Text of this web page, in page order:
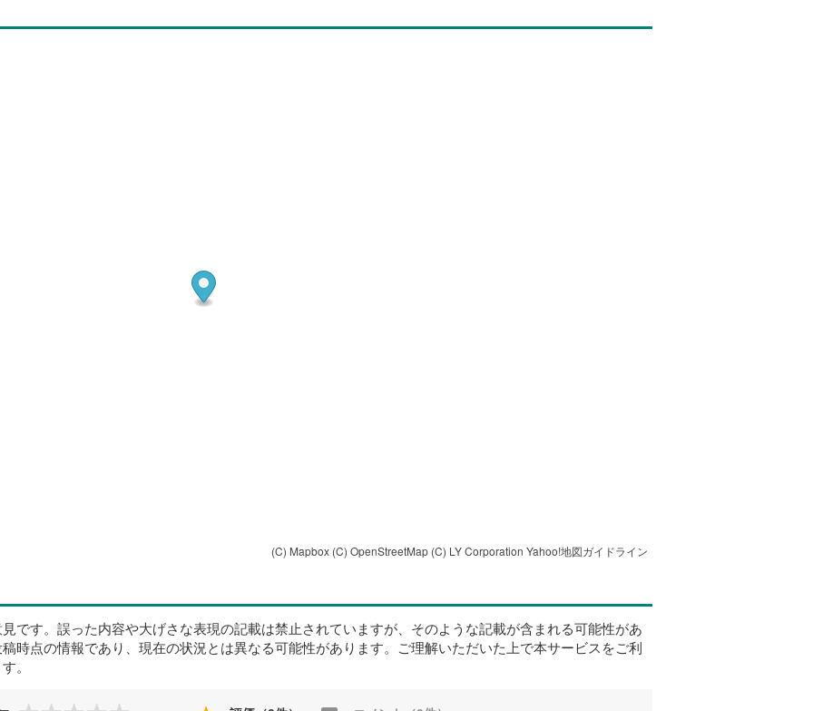
(C) Mapbox (C) OpenStreetMap (C) LY Corporation Yahoo!地図ガイドライン
です。誤った内容や大げさな表現の記載は禁止されていますが、そのような記載が含まれる可能性があ
時点の情報であり、現在の状況とは異なる可能性があります。ご理解いただいた上で本サービスをご利
。